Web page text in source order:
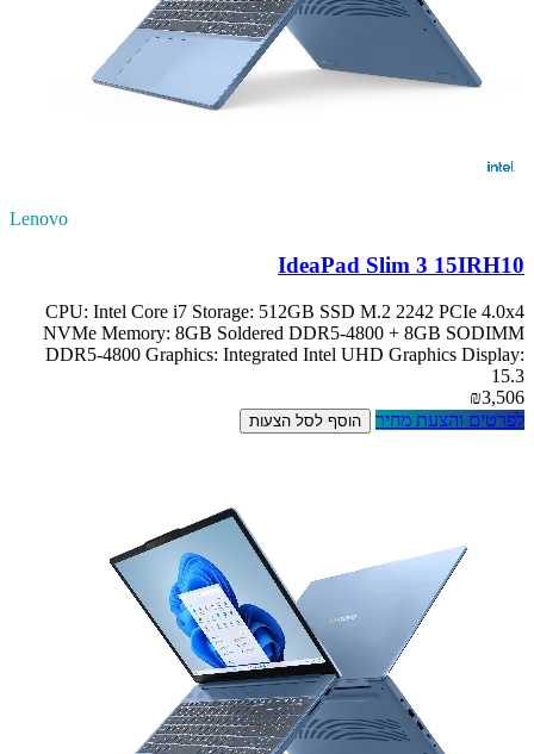
Lenovo
IdeaPad Slim 3 15IRH10
CPU: Intel Core i7 Storage: 512GB SSD M.2 2242 PCIe 4.0x4
NVMe Memory: 8GB Soldered DDR5-4800 + 8GB SODIMM
DDR5-4800 Graphics: Integrated Intel UHD Graphics Display:
15.3
₪3,506
לפרטים והצעת מחיר
הוסף לסל הצעות